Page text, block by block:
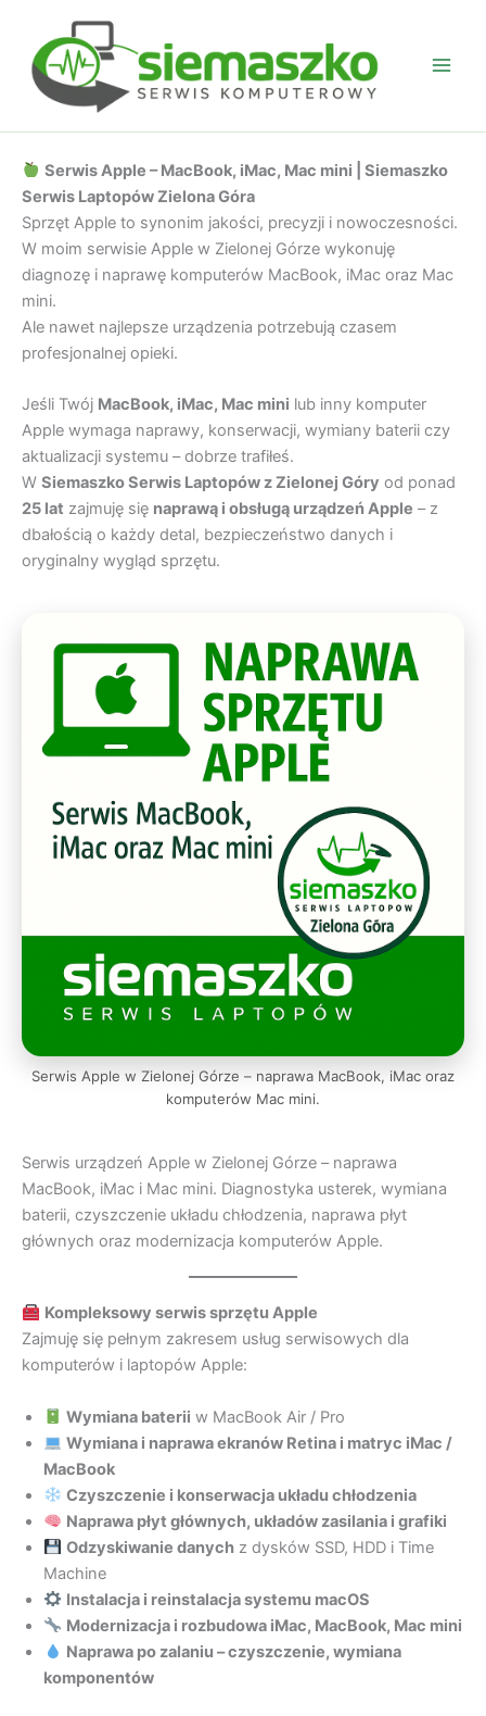
treści
Serwis Apple – MacBook, iMac, Mac mini | Siemaszko
Serwis Laptopów Zielona Góra
Sprzęt Apple to synonim jakości, precyzji i nowoczesności.
W moim serwisie Apple w Zielonej Górze wykonuję
diagnozę i naprawę komputerów MacBook, iMac oraz Mac
mini.
Ale nawet najlepsze urządzenia potrzebują czasem
profesjonalnej opieki.
Jeśli Twój MacBook, iMac, Mac mini lub inny komputer
Apple wymaga naprawy, konserwacji, wymiany baterii czy
aktualizacji systemu – dobrze trafiłeś.
W Siemaszko Serwis Laptopów z Zielonej Góry od ponad
25 lat zajmuję się naprawą i obsługą urządzeń Apple – z
dbałością o każdy detal, bezpieczeństwo danych i
oryginalny wygląd sprzętu.
Serwis Apple w Zielonej Górze – naprawa MacBook, iMac oraz
komputerów Mac mini.
Serwis urządzeń Apple w Zielonej Górze – naprawa
MacBook, iMac i Mac mini. Diagnostyka usterek, wymiana
baterii, czyszczenie układu chłodzenia, naprawa płyt
głównych oraz modernizacja komputerów Apple.
Kompleksowy serwis sprzętu Apple
Zajmuję się pełnym zakresem usług serwisowych dla
komputerów i laptopów Apple:
Wymiana baterii w MacBook Air / Pro
Wymiana i naprawa ekranów Retina i matryc iMac /
MacBook
Czyszczenie i konserwacja układu chłodzenia
Naprawa płyt głównych, układów zasilania i grafiki
Odzyskiwanie danychz dysków SSD, HDD i Time
Machine
Instalacja i reinstalacja systemu macOS
Modernizacja i rozbudowa iMac, MacBook, Mac mini
Naprawa po zalaniu – czyszczenie, wymiana
komponentów